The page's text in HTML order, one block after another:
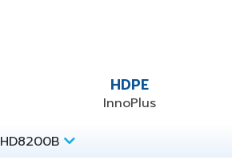
HDPE
InnoPlus
HD8200B